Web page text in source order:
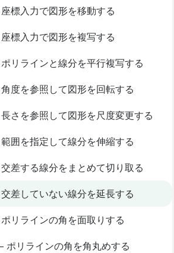
標入力で図形を移動する
標入力で図形を複写する
リラインと線分を平行複写する
度を参照して図形を回転する
さを参照して図形を尺度変更する
囲を指定して線分を伸縮する
差する線分をまとめて切り取る
差していない線分を延長する
リラインの角を面取りする
ポリラインの角を角丸めする